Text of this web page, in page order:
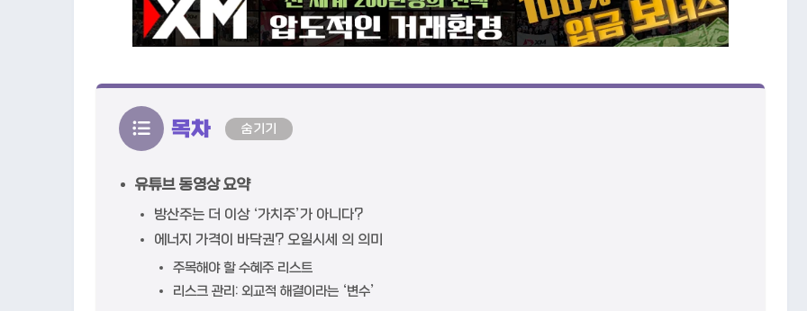
목차 숨기기
유튜브 동영상 요약
방산주는 더 이상 ‘가치주’가 아니다?
에너지 가격이 바닥권? 오일시세 의 의미
주목해야 할 수혜주 리스트
리스크 관리: 외교적 해결이라는 ‘변수’